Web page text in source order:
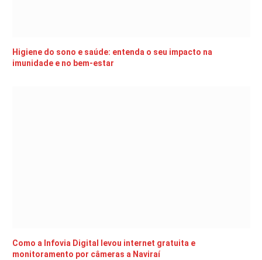
Higiene do sono e saúde: entenda o seu impacto na
imunidade e no bem-estar
Como a Infovia Digital levou internet gratuita e
monitoramento por câmeras a Naviraí